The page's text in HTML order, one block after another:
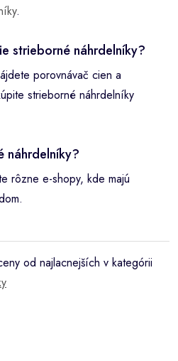
.
strieborné náhrdelníky?
porovnávač cien a
strieborné náhrdelníky
náhrdelníky?
rôzne e-shopy, kde majú
od najlacnejších v kategórii